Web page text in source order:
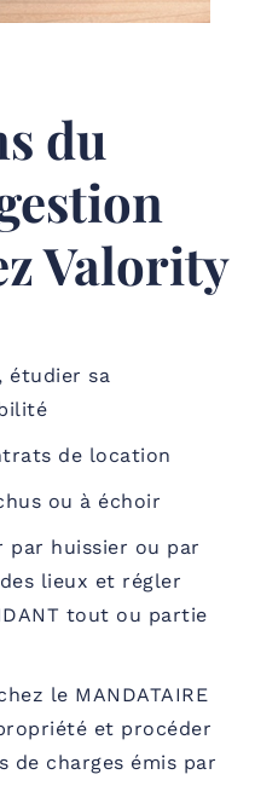
du
Valority
étudier sa
de location
ou à échoir
par huissier ou par
lieux et régler
tout ou partie
le MANDATAIRE
et procéder
de charges émis par